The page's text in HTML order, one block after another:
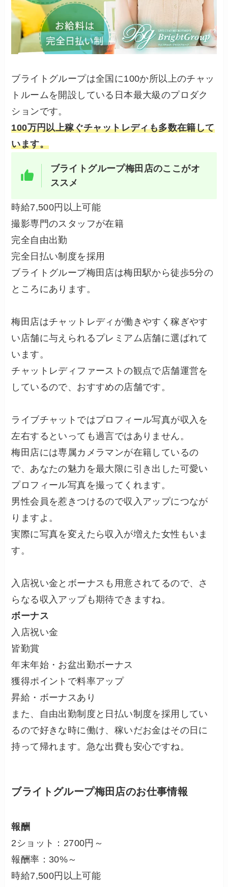
ブライトグループは全国に100か所以上のチャッ
トルームを開設している日本最大級のプロダク
ションです。
100万円以上稼ぐチャットレディも多数在籍して
います。
ブライトグループ梅田店のここがオ
ススメ
時給7,500円以上可能
撮影専門のスタッフが在籍
完全自由出勤
完全日払い制度を採用
ブライトグループ梅田店は梅田駅から徒歩5分の
ところにあります。
梅田店はチャットレディが働きやすく稼ぎやす
い店舗に与えられるプレミアム店舗に選ばれて
います。
チャットレディファーストの観点で店舗運営を
しているので、おすすめの店舗です。
ライブチャットではプロフィール写真が収入を
左右するといっても過言ではありません。
梅田店には専属カメラマンが在籍しているの
で、あなたの魅力を最大限に引き出した可愛い
プロフィール写真を撮ってくれます。
男性会員を惹きつけるので収入アップにつなが
りますよ。
実際に写真を変えたら収入が増えた女性もいま
す。
入店祝い金とボーナスも用意されてるので、さ
らなる収入アップも期待できますね。
ボーナス
入店祝い金
皆勤賞
年末年始・お盆出勤ボーナス
獲得ポイントで料率アップ
昇給・ボーナスあり
また、自由出勤制度と日払い制度を採用してい
るので好きな時に働け、稼いだお金はその日に
持って帰れます。急な出費も安心ですね。
ブライトグループ梅田店のお仕事情報
報酬
2ショット：2700円～
報酬率：30%～
時給7,500円以上可能